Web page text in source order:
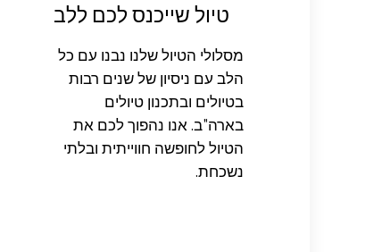
טיול שייכנס לכם ללב
מסלולי הטיול שלנו נבנו עם כל
הלב עם ניסיון של שנים רבות
בטיולים ובתכנון טיולים
בארה"ב. אנו נהפוך לכם את
הטיול לחופשה חווייתית ובלתי
נשכחת.